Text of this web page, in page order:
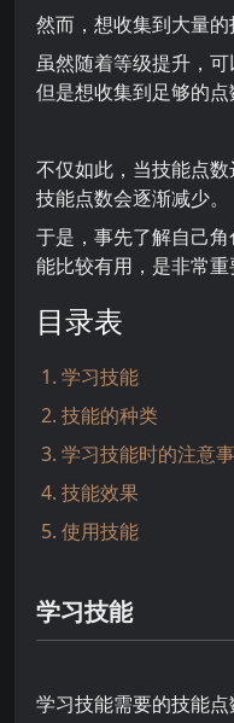
然而，想收集到大量的
虽然随着等级提升，
但是想收集到足够的点
不仅如此，当技能点
技能点数会逐渐减少。
于是，事先了解自己
能比较有用，是非常重
目录表
1. 学习技能
2. 技能的种类
3. 学习技能时的注意
4. 技能效果
5. 使用技能
学习技能
学习技能需要的技能